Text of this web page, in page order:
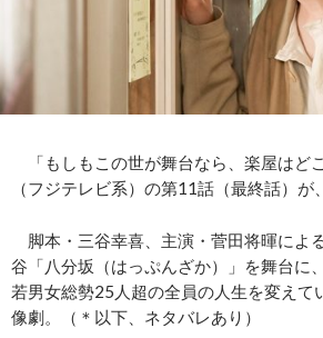
「もしもこの世が舞台なら、楽屋はど
（フジテレビ系）の第11話（最終話）が
脚本・三谷幸喜、主演・菅田将暉によ
谷「八分坂（はっぷんざか）」を舞台に
若男女総勢25人超の全員の人生を変えて
像劇。（＊以下、ネタバレあり）